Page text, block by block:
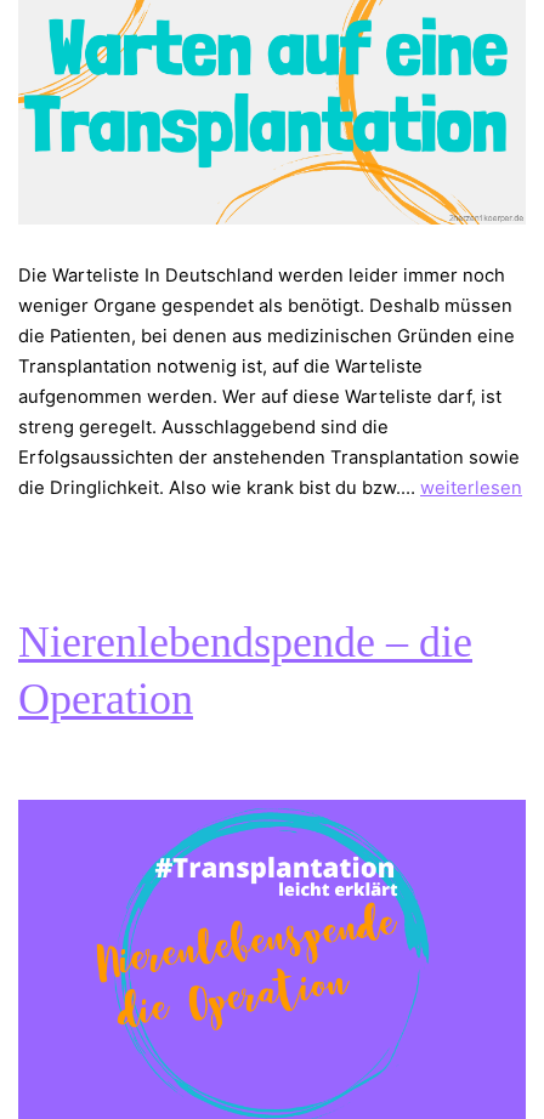
Die Warteliste In Deutschland werden leider immer noch
weniger Organe gespendet als benötigt. Deshalb müssen
die Patienten, bei denen aus medizinischen Gründen eine
Transplantation notwenig ist, auf die Warteliste
aufgenommen werden. Wer auf diese Warteliste darf, ist
streng geregelt. Ausschlaggebend sind die
Erfolgsaussichten der anstehenden Transplantation sowie
die Dringlichkeit. ⁠Also wie krank bist du bzw.… Warteliste
weiterlesen
Nierenlebendspende – die
Operation